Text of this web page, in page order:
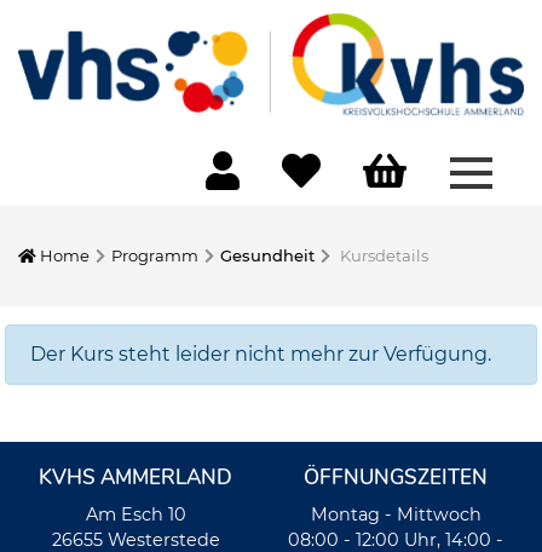
Home Programm Gesundheit Kursdetails
Der Kurs steht leider nicht mehr zur Verfügung.
KVHS AMMERLAND
Am Esch 10
26655 Westerstede
ÖFFNUNGSZEITEN
Montag - Mittwoch
08:00 - 12:00 Uhr, 14:00 -